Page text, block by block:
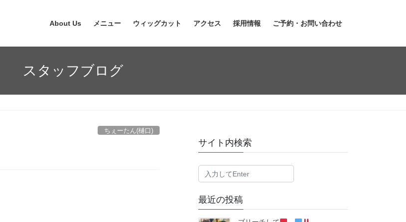
About Us メニュー ウィッグカット アクセス 採用情報 ご予約・お問い合わせ
スタッフブログ
ちぇーたん(樋口)
サイト内検索
最近の投稿